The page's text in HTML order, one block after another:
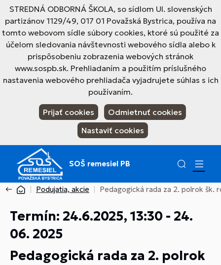
STREDNÁ ODBORNÁ ŠKOLA, so sídlom Ul. slovenských
partizánov 1129/49, 017 01 Považská Bystrica, používa na
tomto webovom sídle súbory cookies, ktoré sú použité za
účelom sledovania návštevnosti webového sídla alebo k
prispôsobeniu zobrazenia webových stránok
www.sospb.sk. Prehliadaním a použitím príslušného
nastavenia webového prehliadača vyjadrujete súhlas s ich
používaním.
Prijať cookies
Odmietnuť cookies
Nastaviť cookies
SOŠ remesiel PB
Podujatia, akcie Pedagogická rada za 2. polrok šk.
Termín: 24.6.2025, 13:30 - 24.
06. 2025
Pedagogická rada za 2. polrok